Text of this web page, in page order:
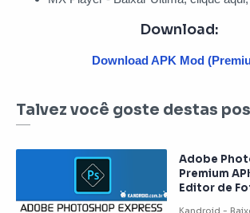
Download:
Download APK Mod
Talvez você goste destas
Adobe
Premium
Editor de